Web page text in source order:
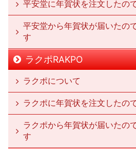
平安堂に年賀状を注文したの
平安堂から年賀状が届いたの
す
ラクポRAKPO
ラクポについて
ラクポに年賀状を注文したの
ラクポから年賀状が届いたの
す